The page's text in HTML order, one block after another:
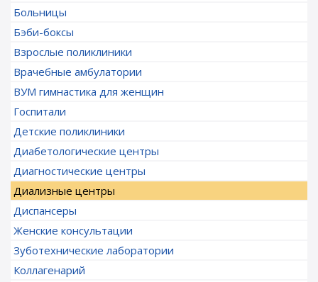
Больницы
Бэби-боксы
Взрослые поликлиники
Врачебные амбулатории
ВУМ гимнастика для женщин
Госпитали
Детские поликлиники
Диабетологические центры
Диагностические центры
Диализные центры
Диспансеры
Женские консультации
Зуботехнические лаборатории
Коллагенарий